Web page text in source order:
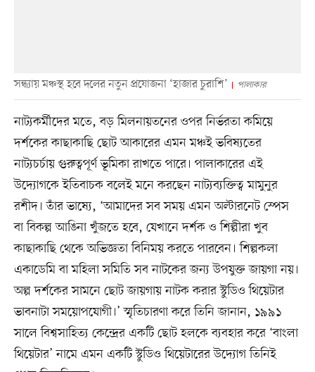
সন্ধ্যায় মঞ্চস্থ হবে দলের নতুন প্রযোজনা ‘হাজার চুরাশি’ পালাকার
নাট্যকর্মীদের মতে, বড় মিলনায়তনের ওপর নির্ভরতা কমিয়ে
দর্শকের কাছাকাছি ছোট আকারের এমন মঞ্চই ভবিষ্যতের
নাট্যচর্চায় গুরুত্বপূর্ণ ভূমিকা রাখতে পারে। পালাকারের এই
উদ্যোগকে ইতিবাচক বলেই মনে করছেন নাট্যব্যক্তিত্ব মামুনুর
রশীদ। তাঁর ভাষ্যে, ‘আমাদের সব সময় এমন অল্টারনেট স্পেস
বা বিকল্প আঙিনা খুঁজতে হবে, যেখানে দর্শক ও শিল্পীরা খুব
কাছাকাছি থেকে অভিজ্ঞতা বিনিময় করতে পারবেন। শিল্পকলা
একাডেমি বা মহিলা সমিতি সব নাটকের জন্য উপযুক্ত জায়গা নয়।
অল্প দর্শকের সামনে ছোট জায়গায় নাটক করার স্টুডিও থিয়েটার
ভাবনাটা সময়োপযোগী।’ স্মৃতিচারণা করে তিনি জানান, ১৯৯১
সালে বিশ্বসাহিত্য কেন্দ্রের একটি ছোট হলকে ব্যবহার করে ‘বাংলা
থিয়েটার’ নামে এমন একটি স্টুডিও থিয়েটারের উদ্যোগ তিনিই